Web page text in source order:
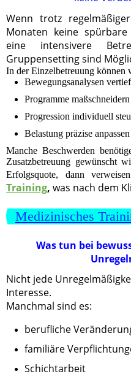
Wenn trotz
Monaten keine
eine intensivere
Gruppensetting sind
In der Einzelbetreuung können
Bewegungsanalysen
Programme maßschneidern
Progression individuell
Belastung präzise anpassen
Manche Beschwerden
Zusatzbetreuung gewünscht
Erfolgsquote, dann verweisen
Training, was nach dem
Medizinisches
Was tun bei
Nicht jede
Interesse.
Manchmal sind es:
berufliche
familiäre
Schichtarbeit